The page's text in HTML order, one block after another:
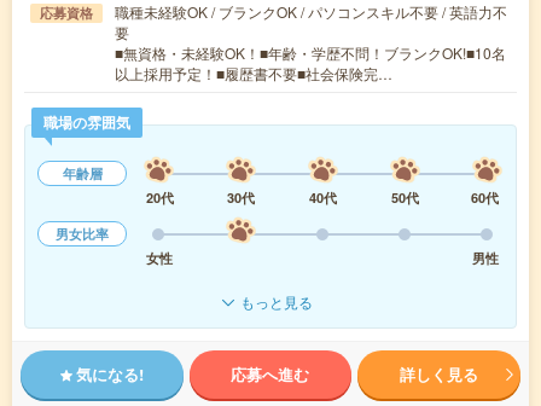
応募資格
職種未経験OK / ブランクOK / パソコンスキル不要 / 英語力不
要
■無資格・未経験OK！■年齢・学歴不問！ブランクOK!■10名
以上採用予定！■履歴書不要■社会保険完…
職場の雰囲気
年齢層
20代
30代 40代 50代
60代
男女比率
女性
男性
もっと見る
気になる! 応募へ進む 詳しく見る